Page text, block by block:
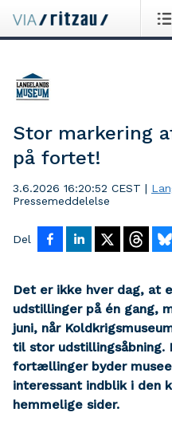
Stor markering
på fortet!
3.6.2026 16:20:52 CEST |
Pressemeddelelse
Del
Det er ikke hver dag, at
udstillinger på én gang,
juni, når
til stor udstillingsåbning.
fortællinger byder
interessant indblik i den
hemmelige sider.